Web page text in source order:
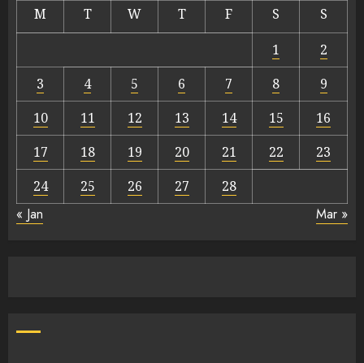
M T W T F S
S
1
2
3
4 5 6 7 8
9
10
11 12 13 14 15
16
17
18 19 20 21 22
23
24
25 26 27 28
« Jan Mar »